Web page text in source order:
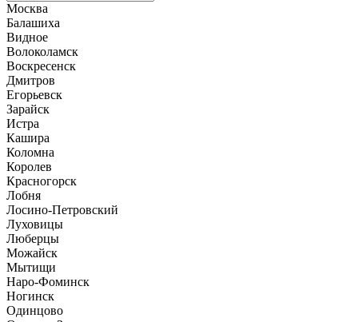
Москва
Балашиха
Видное
Волоколамск
Воскресенск
Дмитров
Егорьевск
Зарайск
Истра
Кашира
Коломна
Королев
Красногорск
Лобня
Лосино-Петровский
Луховицы
Люберцы
Можайск
Мытищи
Наро-Фоминск
Ногинск
Одинцово